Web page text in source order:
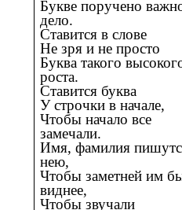
Букве поручено
дело.
Ставится в слове
Не зря и не просто
Буква такого
роста.
Ставится буква
У строчки в начале,
Чтобы начало все
замечали.
Имя, фамилия
нею,
Чтобы заметней им
виднее,
Чтобы звучали